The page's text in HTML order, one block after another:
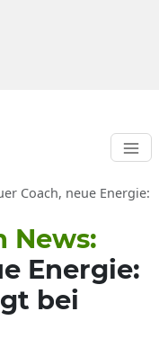
Coach, neue
News:
Energie:
bei